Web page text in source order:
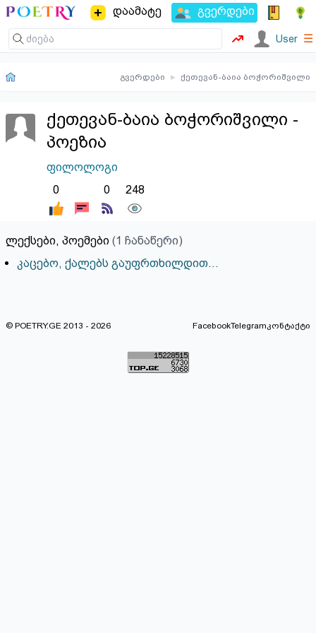
დაამატე გვერდები
User ☰
გვერდები ▸ ქეთევან-ბაია ბოჭორიშვილი
ქეთევან-ბაია ბოჭორიშვილი -
პოეზია
ფილოლოგი
0
0 248
ლექსები, პოემები (1 ჩანაწერი)
კაცებო, ქალებს გაუფრთხილდით...
© POETRY.GE 2013 - 2026 FacebookTelegramკონტაქტი